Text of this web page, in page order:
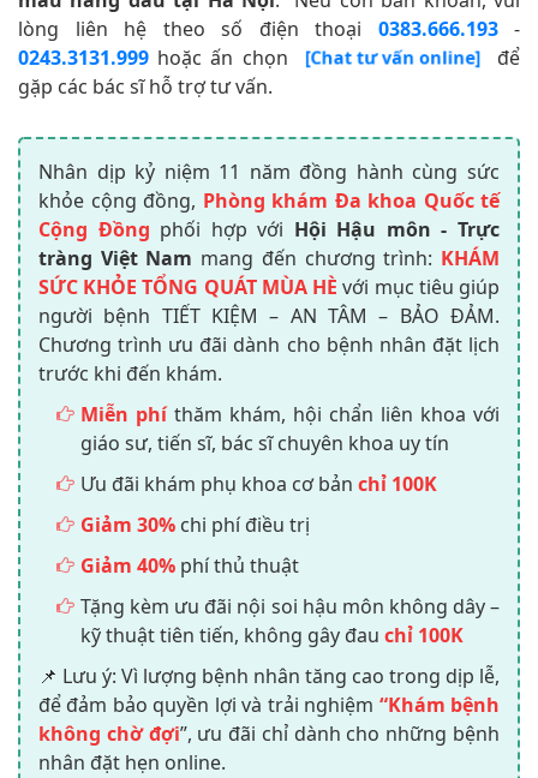
lòng liên hệ theo số điện thoại 0383.666.193-
0243.3131.999 hoặc ấn chọn [Chat tư vấn online]
để
gặp các bác sĩ hỗ trợ tư vấn.
Nhân dịp kỷ niệm 11 năm đồng hành cùng sức
khỏe cộng đồng, Phòng khám Đa khoa Quốc tế
Cộng Đồng phối hợp với Hội Hậu môn - Trực
tràng Việt Nam mang đến chương trình: KHÁM
SỨC KHỎE TỔNG QUÁT MÙA HÈ với mục tiêu giúp
người bệnh TIẾT KIỆM – AN TÂM – BẢO ĐẢM.
Chương trình ưu đãi dành cho bệnh nhân đặt lịch
trước khi đến khám.
Miễn phíthăm khám, hội chẩn liên khoa với
giáo sư, tiến sĩ, bác sĩ chuyên khoa uy tín
Ưu đãi khám phụ khoa cơ bản chỉ 100K
Giảm 30% chi phí điều trị
Giảm 40% phí thủ thuật
Tặng kèm ưu đãi nội soi hậu môn không dây –
kỹ thuật tiên tiến, không gây đau chỉ 100K
📌 Lưu ý: Vì lượng bệnh nhân tăng cao trong dịp lễ,
để đảm bảo quyền lợi và trải nghiệm “Khám bệnh
không chờ đợi”, ưu đãi chỉ dành cho những bệnh
nhân đặt hẹn online.